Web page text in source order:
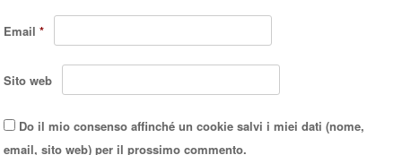
Email*
Sito web
Do il mio consenso affinché un cookie salvi i miei dati (nome,
email, sito web) per il prossimo commento.